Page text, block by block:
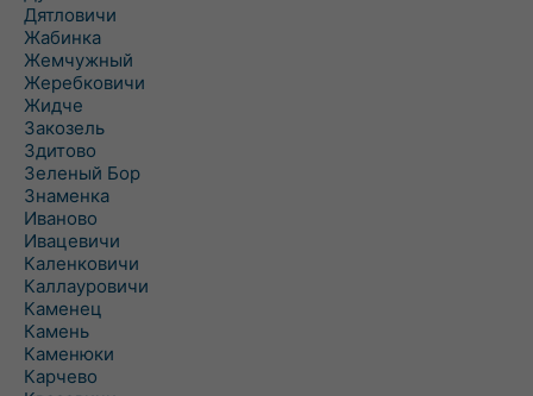
Дятловичи
Жабинка
Жемчужный
Жеребковичи
Жидче
Закозель
Здитово
Зеленый Бор
Знаменка
Иваново
Ивацевичи
Каленковичи
Каллауровичи
Каменец
Камень
Каменюки
Карчево